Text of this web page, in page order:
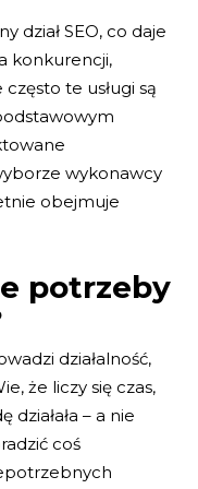
dział SEO, co daje
konkurencji,
te usługi są
wykonawcy
obejmuje
potrzeby
działalność,
że liczy się czas,
– a nie
coś